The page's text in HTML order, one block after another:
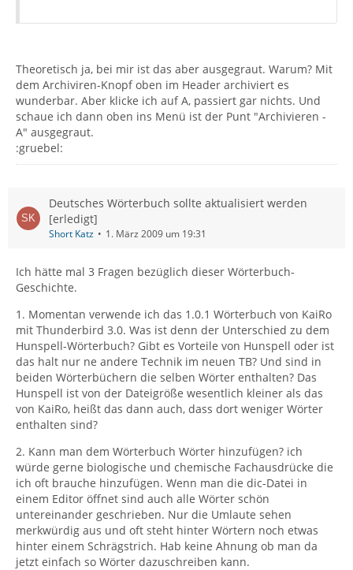
Theoretisch ja, bei mir ist das aber ausgegraut. Warum? Mit
dem Archiviren-Knopf oben im Header archiviert es
wunderbar. Aber klicke ich auf A, passiert gar nichts. Und
schaue ich dann oben ins Menü ist der Punt "Archivieren -
A" ausgegraut.
:gruebel:
Deutsches Wörterbuch sollte aktualisiert werden
[erledigt]
Short Katz 1. März 2009 um 19:31
Ich hätte mal 3 Fragen bezüglich dieser Wörterbuch-
Geschichte.
1. Momentan verwende ich das 1.0.1 Wörterbuch von KaiRo
mit Thunderbird 3.0. Was ist denn der Unterschied zu dem
Hunspell-Wörterbuch? Gibt es Vorteile von Hunspell oder ist
das halt nur ne andere Technik im neuen TB? Und sind in
beiden Wörterbüchern die selben Wörter enthalten? Das
Hunspell ist von der Dateigröße wesentlich kleiner als das
von KaiRo, heißt das dann auch, dass dort weniger Wörter
enthalten sind?
2. Kann man dem Wörterbuch Wörter hinzufügen? ich
würde gerne biologische und chemische Fachausdrücke die
ich oft brauche hinzufügen. Wenn man die dic-Datei in
einem Editor öffnet sind auch alle Wörter schön
untereinander geschrieben. Nur die Umlaute sehen
merkwürdig aus und oft steht hinter Wörtern noch etwas
hinter einem Schrägstrich. Hab keine Ahnung ob man da
jetzt einfach so Wörter dazuschreiben kann.